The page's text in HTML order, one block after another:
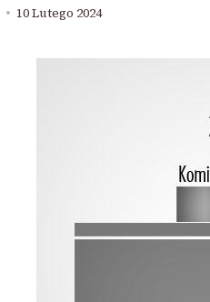
10 Lutego 2024